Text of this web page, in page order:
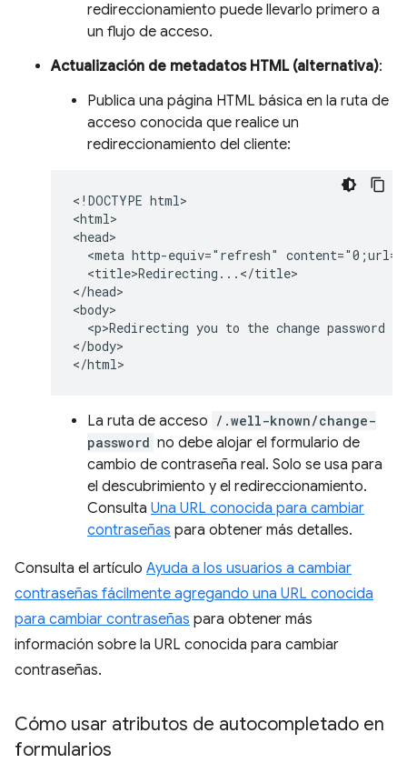
redireccionamiento puede llevarlo primero a
un flujo de acceso.
Actualización de metadatos HTML (alternativa):
Publica una página HTML básica en la ruta de
acceso conocida que realice un
redireccionamiento del cliente:
<!DOCTYPE html>
<html>
<head>
<meta http-equiv="refresh"
  <title>Redirecting...</title>
</head>
<body>
<p>Redirecting you to the change password
</body>
La ruta de acceso /.well-known/change-
password no debe alojar el formulario de
cambio de contraseña real. Solo se usa para
el descubrimiento y el redireccionamiento.
Consulta Una URL conocida para cambiar
contraseñas para obtener más detalles.
Consulta el artículo Ayuda a los usuarios a cambiar
contraseñas fácilmente agregando una URL conocida
para cambiar contraseñas para obtener más
información sobre la URL conocida para cambiar
contraseñas.
Cómo usar atributos de autocompletado en
formularios